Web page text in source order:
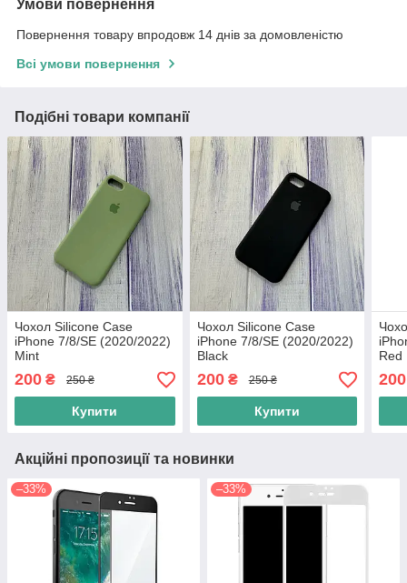
Умови повернення
Повернення товару впродовж 14 днів за домовленістю
Всі умови повернення
Подібні товари компанії
Чохол Silicone Case
iPhone 7/8/SE (2020/2022)
Mint
200 ₴ 250 ₴
Купити
Чохол Silicone Case
iPhone 7/8/SE (2020/2022)
Black
200₴ 250 ₴
Купити
Red
200
Акційні пропозиції та новинки
–33% –33%